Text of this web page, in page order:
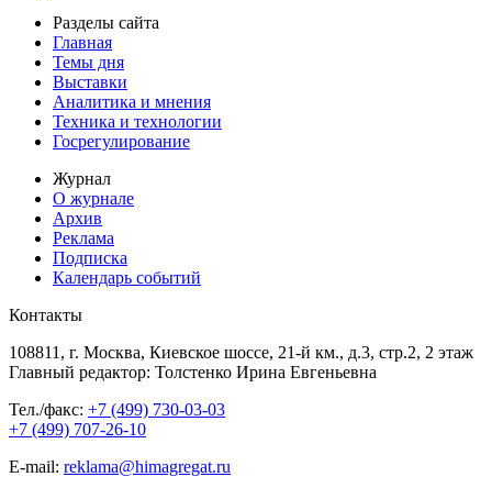
Разделы сайта
Главная
Темы дня
Выставки
Аналитика и мнения
Техника и технологии
Госрегулирование
Журнал
О журнале
Архив
Реклама
Подписка
Календарь событий
Контакты
108811, г. Москва, Киевское шоссе, 21-й км., д.3, стр.2, 2 этаж
Главный редактор: Толстенко Ирина Евгеньевна
Тел./факс: +7 (499) 730-03-03
+7 (499) 707-26-10
E-mail: reklama@himagregat.ru